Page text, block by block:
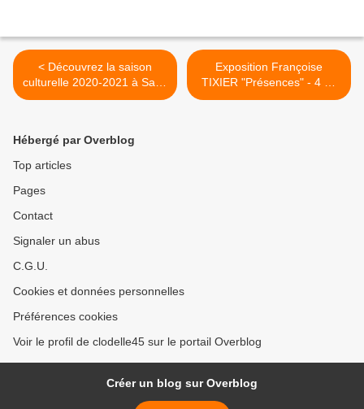
< Découvrez la saison
culturelle 2020-2021 à Saint
Jean de la Ruelle et
Exposition Françoise
TIXIER "Présences" - 4 au
27 septembre - Galerie du
Hébergé par Overblog
Top articles
Pages
Contact
Signaler un abus
C.G.U.
Cookies et données personnelles
Préférences cookies
Voir le profil de clodelle45 sur le portail Overblog
Créer un blog sur Overblog